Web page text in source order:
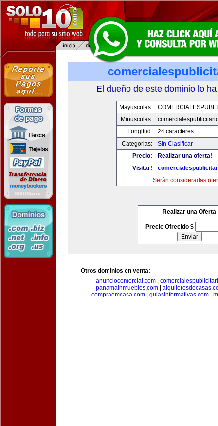
El dueño de este dominio lo
Mayusculas:
Minusculas:
Longitud:
24 caracteres
Categorias:
Sin Clasificar
Precio:
Realizar una oferta!
Visitar!
Serán consideradas
Realizar una Oferta
Precio Ofrecido $
Otros dominios en venta:
anunciocomercial.com
panamainmuebles.com|
compraemcasa.com
guiasinformativas.com